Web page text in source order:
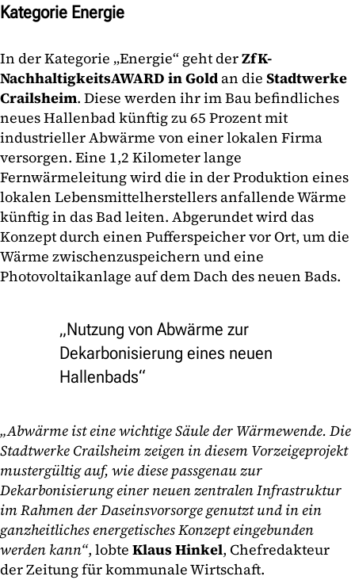
Kategorie Energie
In der Kategorie „Energie“ geht derZfK-
NachhaltigkeitsAWARD in Goldan die Stadtwerke
Crailsheim. Diese werden ihr im Bau befindliches
neues Hallenbad künftig zu 65 Prozent mit
industrieller Abwärme von einer lokalen Firma
versorgen. Eine 1,2 Kilometer lange
Fernwärmeleitung wird die in der Produktion eines
lokalen Lebensmittelherstellers anfallende Wärme
künftig in das Bad leiten. Abgerundet wird das
Konzept durch einen Pufferspeicher vor Ort, um die
Wärme zwischenzuspeichern und eine
Photovoltaikanlage auf dem Dach des neuen Bads.
„Nutzung von Abwärme zur
Dekarbonisierung eines neuen
Hallenbads“
„Abwärme ist eine wichtige Säule der Wärmewende. Die
Stadtwerke Crailsheim zeigen in diesem Vorzeigeprojekt
mustergültig auf, wie diese passgenau zur
Dekarbonisierung einer neuen zentralen Infrastruktur
im Rahmen der Daseinsvorsorge genutzt und in ein
ganzheitliches energetisches Konzept eingebunden
werden kann“, lobte Klaus Hinkel, Chefredakteur
der Zeitung für kommunale Wirtschaft.